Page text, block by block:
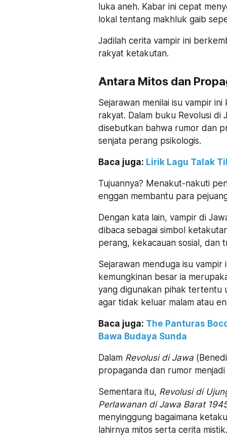
luka aneh. Kabar ini cepat
lokal tentang makhluk gaib
Jadilah cerita vampir ini
rakyat ketakutan.
Antara Mitos dan
Sejarawan menilai isu vampir
rakyat. Dalam buku Revolusi
disebutkan bahwa rumor dan
senjata perang psikologis.
Baca juga: Lirik Lagu Talak
Tujuannya? Menakut-nakuti
enggan membantu para
Dengan kata lain, vampir di
dibaca sebagai simbol
perang, kekacauan sosial, dan
Sejarawan menduga isu
kemungkinan besar ia
yang digunakan pihak
agar tidak keluar malam atau
Baca juga: The Panturas
Bawa Budaya Sunda
Dalam Revolusi di Jawa
propaganda dan rumor
Sementara itu, Revolusi di
Perlawanan di Jawa Barat
menyinggung bagaimana
lahirnya mitos serta cerita